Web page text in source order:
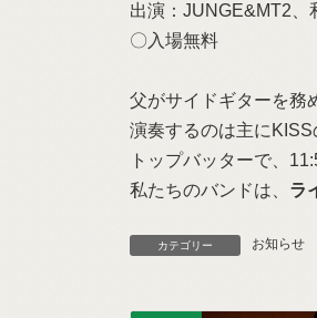
出演：JUNGE&MT2、
〇入場無料
父がサイドギターを務
演奏するのは主にKISS
トップバッターで、
私たちのバンドは、 ラ
カテゴリー お知らせ